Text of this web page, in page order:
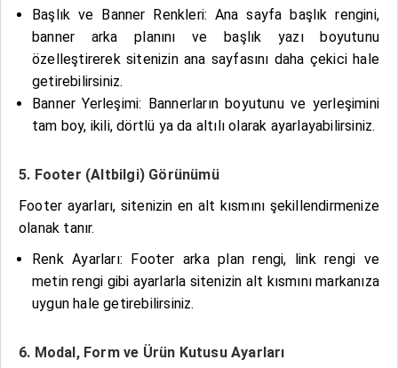
Başlık ve Banner Renkleri: Ana sayfa başlık rengini,
banner arka planını ve başlık yazı boyutunu
özelleştirerek sitenizin ana sayfasını daha çekici hale
getirebilirsiniz.
Banner Yerleşimi: Bannerların boyutunu ve yerleşimini
tam boy, ikili, dörtlü ya da altılı olarak ayarlayabilirsiniz.
5. Footer (Altbilgi) Görünümü
Footer ayarları, sitenizin en alt kısmını şekillendirmenize
olanak tanır.
Renk Ayarları: Footer arka plan rengi, link rengi ve
metin rengi gibi ayarlarla sitenizin alt kısmını markanıza
uygun hale getirebilirsiniz.
6. Modal, Form ve Ürün Kutusu Ayarları